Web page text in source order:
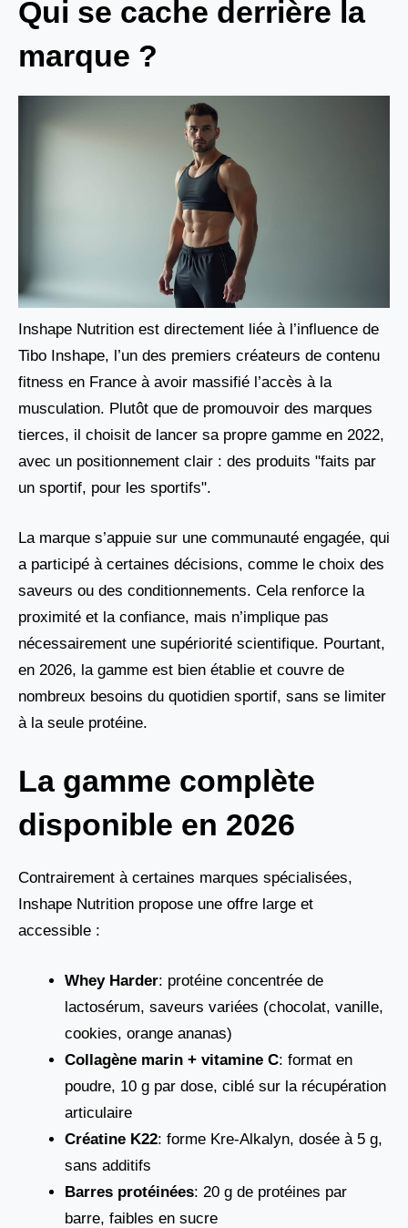
Qui se cache derrière la
marque ?
Inshape Nutrition est directement liée à l’influence de
Tibo Inshape, l’un des premiers créateurs de contenu
fitness en France à avoir massifié l’accès à la
musculation. Plutôt que de promouvoir des marques
tierces, il choisit de lancer sa propre gamme en 2022,
avec un positionnement clair : des produits "faits par
un sportif, pour les sportifs".
La marque s’appuie sur une communauté engagée, qui
a participé à certaines décisions, comme le choix des
saveurs ou des conditionnements. Cela renforce la
proximité et la confiance, mais n’implique pas
nécessairement une supériorité scientifique. Pourtant,
en 2026, la gamme est bien établie et couvre de
nombreux besoins du quotidien sportif, sans se limiter
à la seule protéine.
La gamme complète
disponible en 2026
Contrairement à certaines marques spécialisées,
Inshape Nutrition propose une offre large et
accessible :
Whey Harder: protéine concentrée de
lactosérum, saveurs variées (chocolat, vanille,
cookies, orange ananas)
Collagène marin + vitamine C: format en
poudre, 10 g par dose, ciblé sur la récupération
articulaire
Créatine K22: forme Kre-Alkalyn, dosée à 5 g,
sans additifs
Barres protéinées: 20 g de protéines par
barre, faibles en sucre